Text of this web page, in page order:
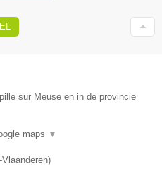
sur Meuse en in de provincie
maps ▼
)